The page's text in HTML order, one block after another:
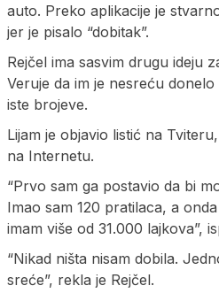
auto. Preko aplikacije je
jer je pisalo “dobitak”.
Rejčel ima sasvim drugu ideju
Veruje da im je nesreću
iste brojeve.
Lijam je objavio listić na
na Internetu.
“Prvo sam ga postavio da bi
Imao sam 120 pratilaca, a
imam više od 31.000 lajkova”,
“Nikad ništa nisam dobila.
sreće”, rekla je Rejčel.